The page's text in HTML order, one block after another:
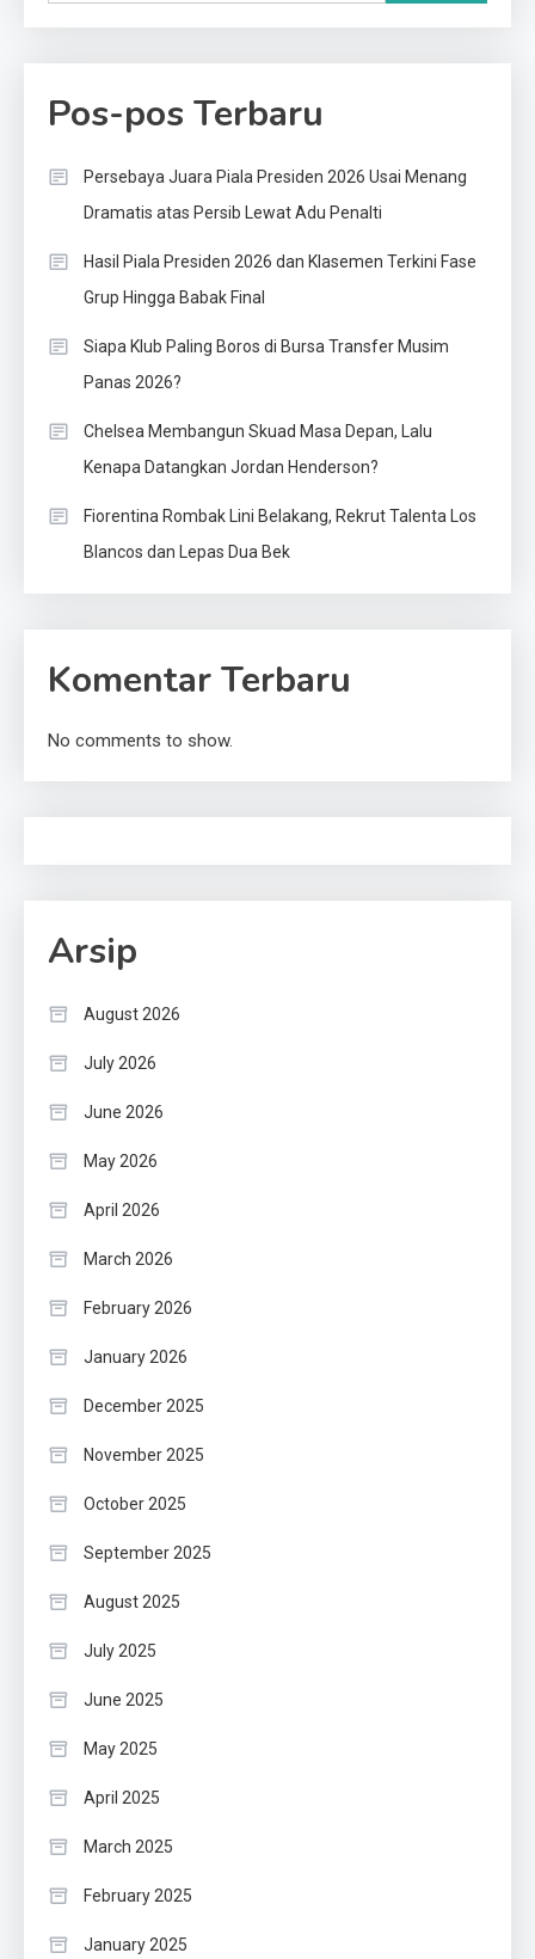
Pos-pos Terbaru
Persebaya Juara Piala Presiden 2026 Usai Menang
Dramatis atas Persib Lewat Adu Penalti
Hasil Piala Presiden 2026 dan Klasemen Terkini Fase
Grup Hingga Babak Final
Siapa Klub Paling Boros di Bursa Transfer Musim
Panas 2026?
Chelsea Membangun Skuad Masa Depan, Lalu
Kenapa Datangkan Jordan Henderson?
Fiorentina Rombak Lini Belakang, Rekrut Talenta Los
Blancos dan Lepas Dua Bek
Komentar Terbaru
No comments to show.
Arsip
August 2026
July 2026
June 2026
May 2026
April 2026
March 2026
February 2026
January 2026
December 2025
November 2025
October 2025
September 2025
August 2025
July 2025
June 2025
May 2025
April 2025
March 2025
February 2025
January 2025